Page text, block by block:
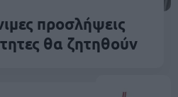
προσλήψεις
θα ζητηθούν